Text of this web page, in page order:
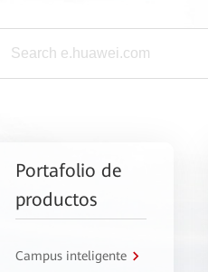
Portafolio de
productos
Campus inteligente